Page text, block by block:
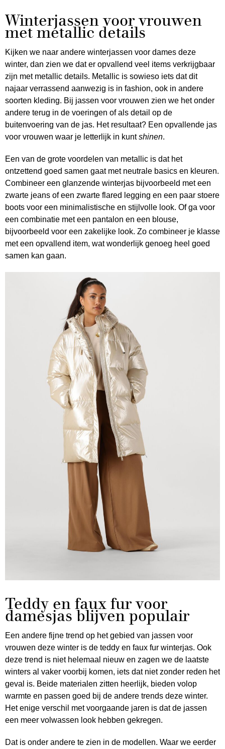
Winterjassen voor vrouwen
met metallic details
Kijken we naar andere winterjassen voor dames deze
winter, dan zien we dat er opvallend veel items verkrijgbaar
zijn met metallic details. Metallic is sowieso iets dat dit
najaar verrassend aanwezig is in fashion, ook in andere
soorten kleding. Bij jassen voor vrouwen zien we het onder
andere terug in de voeringen of als detail op de
buitenvoering van de jas. Het resultaat? Een opvallende jas
voor vrouwen waar je letterlijk in kuntshinen.
Een van de grote voordelen van metallic is dat het
ontzettend goed samen gaat met neutrale basics en kleuren.
Combineer een glanzende winterjas bijvoorbeeld met een
zwarte jeans of een zwarte flared legging en een paar stoere
boots voor een minimalistische en stijlvolle look. Of ga voor
een combinatie met een pantalon en een blouse,
bijvoorbeeld voor een zakelijke look. Zo combineer je klasse
met een opvallend item, wat wonderlijk genoeg heel goed
samen kan gaan.
Teddy en faux fur voor
damesjas blijven populair
Een andere fijne trend op het gebied van jassen voor
vrouwen deze winter is de teddy en faux fur winterjas. Ook
deze trend is niet helemaal nieuw en zagen we de laatste
winters al vaker voorbij komen, iets dat niet zonder reden het
geval is. Beide materialen zitten heerlijk, bieden volop
warmte en passen goed bij de andere trends deze winter.
Het enige verschil met voorgaande jaren is dat de jassen
een meer volwassen look hebben gekregen.
Dat is onder andere te zien in de modellen. Waar we eerder